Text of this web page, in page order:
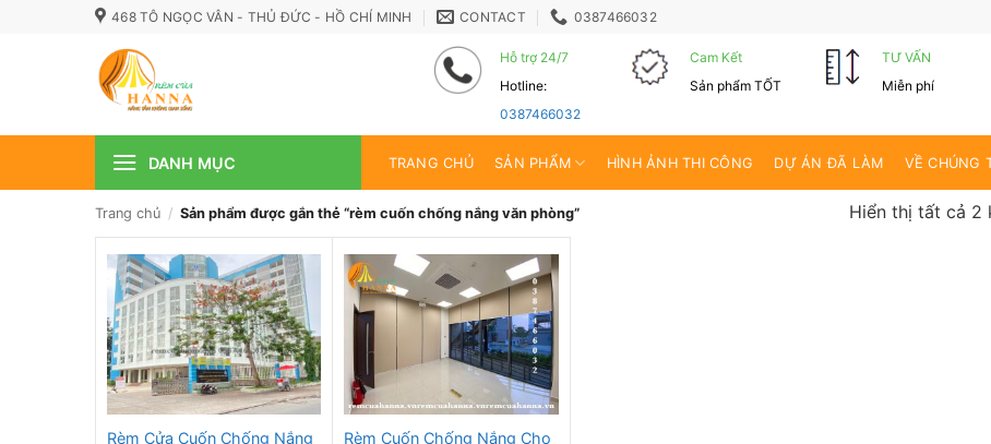
468 TÔ NGỌC VÂN - THỦ ĐỨC - HỒ CHÍ MINH CONTACT 0387466032
Hỗ trợ 24/7
Hotline:
0387466032
Cam Kết
Sản phẩm TỐT
TƯ VẤN
Miễn phí
DANH MỤC TRANG CHỦ SẢN PHẨM HÌNH ẢNH THI CÔNG DỰ ÁN ĐÃ LÀM VỀ CHÚNG
Trang chủ / Sản phẩm được gắn thẻ “rèm cuốn chống nắng văn phòng” Hiển thị tất cả 2
Rèm Cửa Cuốn Chống Nắng
Rèm Cuốn Chống Nắng Cho